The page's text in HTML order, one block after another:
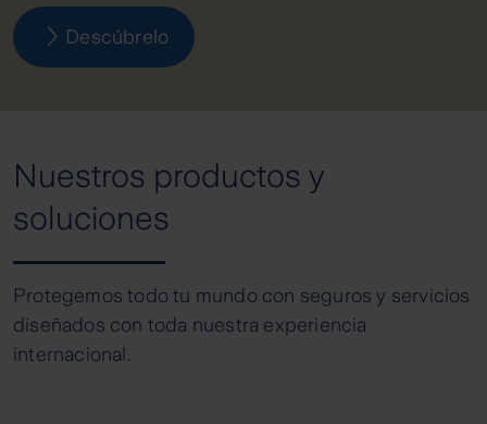
Descúbrelo
Nuestros productos y
soluciones
Protegemos todo tu mundo con seguros y servicios
diseñados con toda nuestra experiencia
internacional.